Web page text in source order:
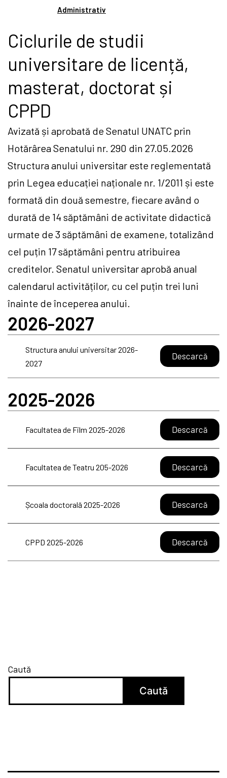
Administrativ
Ciclurile de studii
universitare de licență,
masterat, doctorat și
CPPD
Avizată și aprobată de Senatul UNATC prin
Hotărârea Senatului nr. 290 din 27.05.2026
Structura anului universitar este reglementată
prin Legea educației naționale nr. 1/2011 și este
formată din două semestre, fiecare având o
durată de 14 săptămâni de activitate didactică
urmate de 3 săptămâni de examene, totalizând
cel puțin 17 săptămâni pentru atribuirea
creditelor. Senatul universitar aprobă anual
calendarul activităților, cu cel puțin trei luni
înainte de începerea anului.
2026-2027
Structura anului universitar 2026-
2027
Descarcă
2025-2026
Facultatea de Film 2025-2026 Descarcă
Facultatea de Teatru 205-2026 Descarcă
Școala doctorală 2025-2026 Descarcă
CPPD 2025-2026 Descarcă
Caută
Caută